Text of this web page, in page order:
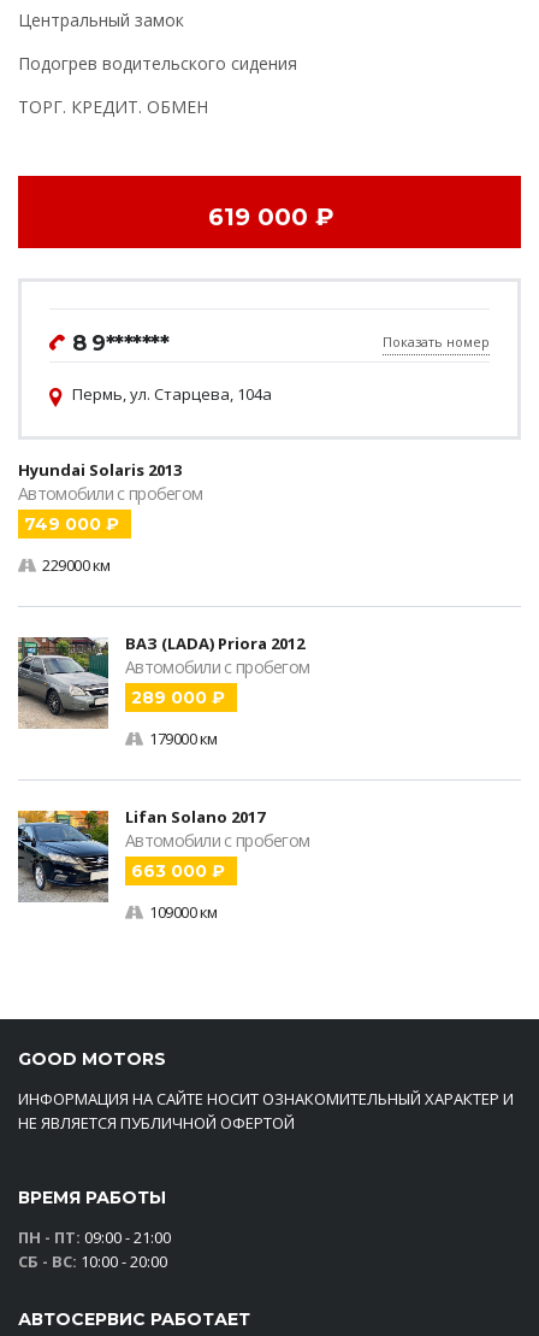
Центральный замок
Подогрев водительского сидения
ТОРГ. КРЕДИТ. ОБМЕН
619 000 ₽
8 9******* Показать номер
Пермь, ул. Старцева, 104а
Hyundai Solaris 2013
Автомобили с пробегом
749 000 ₽
229000 км
ВАЗ (LADA) Priora 2012
Автомобили с пробегом
289 000 ₽
179000 км
Lifan Solano 2017
Автомобили с пробегом
663 000 ₽
109000 км
GOOD MOTORS
ИНФОРМАЦИЯ НА САЙТЕ НОСИТ ОЗНАКОМИТЕЛЬНЫЙ ХАРАКТЕР И
НЕ ЯВЛЯЕТСЯ ПУБЛИЧНОЙ ОФЕРТОЙ
ВРЕМЯ РАБОТЫ
ПН - ПТ: 09:00 - 21:00
СБ - ВС: 10:00 - 20:00
АВТОСЕРВИС РАБОТАЕТ